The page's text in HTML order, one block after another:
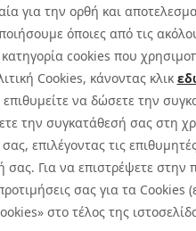
για την ορθή και
όποιες από τις
cookies που
Cookies, κάνοντας κλικ
να δώσετε την
την συγκατάθεσή σας στη
επιλέγοντας τις
Για να επιστρέψετε
σας για τα Cookies
στο τέλος της
Πολιτική
Πολιτική Απορρήτου: Για να
Ειδική Δήλωση